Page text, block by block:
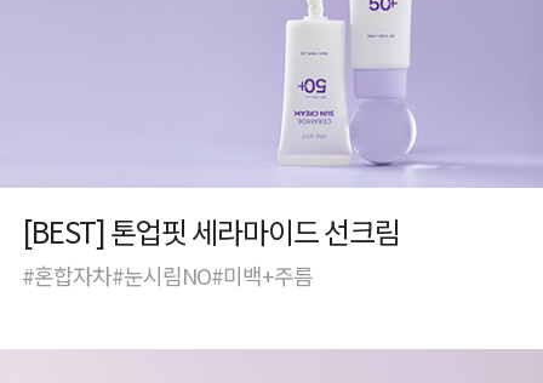
[BEST] 톤업핏 세라마이드 선크림
#혼합자차#눈시림NO#미백+주름